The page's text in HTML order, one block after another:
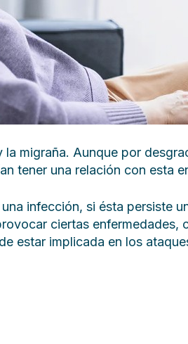
migraña. Aunque por
tener una relación con esta
infección, si ésta persiste
ciertas enfermedades,
estar implicada en los